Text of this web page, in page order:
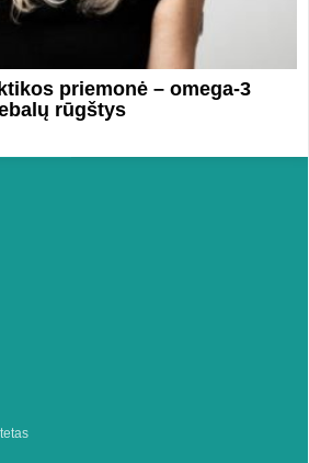
priemonė – omega-3
rūgštys